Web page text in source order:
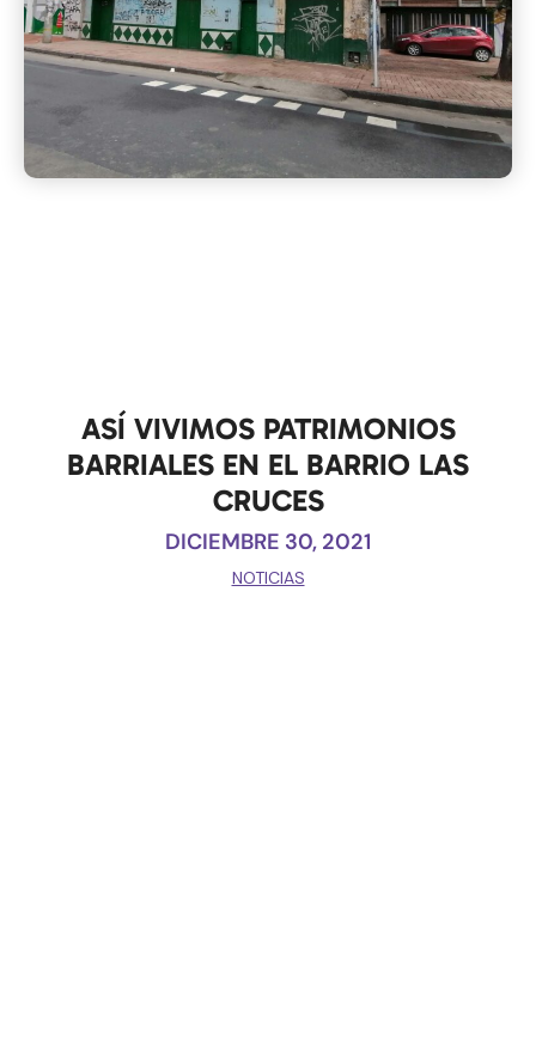
ASÍ VIVIMOS PATRIMONIOS
BARRIALES EN EL BARRIO LAS
CRUCES
DICIEMBRE 30, 2021
NOTICIAS